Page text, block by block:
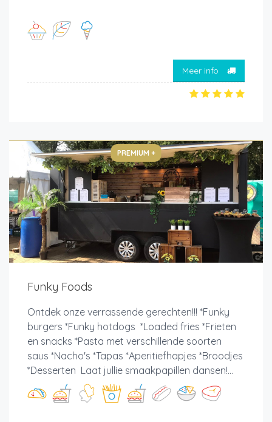
Meer info
PREMIUM +
Funky Foods
Ontdek onze verrassende gerechten!!! *Funky
burgers *Funky hotdogs *Loaded fries *Frieten
en snacks *Pasta met verschillende soorten
saus *Nacho's *Tapas *Aperitiefhapjes *Broodjes
*Desserten Laat jullie smaakpapillen dansen!...